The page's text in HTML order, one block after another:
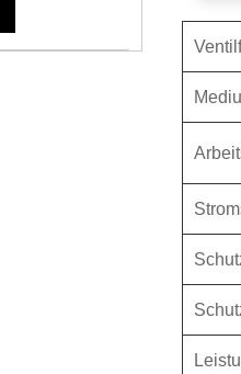
Mediu